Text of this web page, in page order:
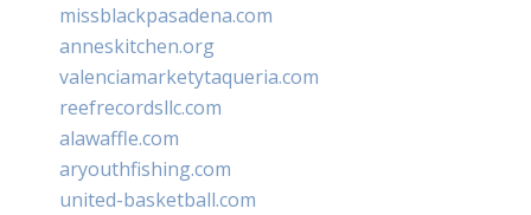
missblackpasadena.com
anneskitchen.org
valenciamarketytaqueria.com
reefrecordsllc.com
alawaffle.com
aryouthfishing.com
united-basketball.com